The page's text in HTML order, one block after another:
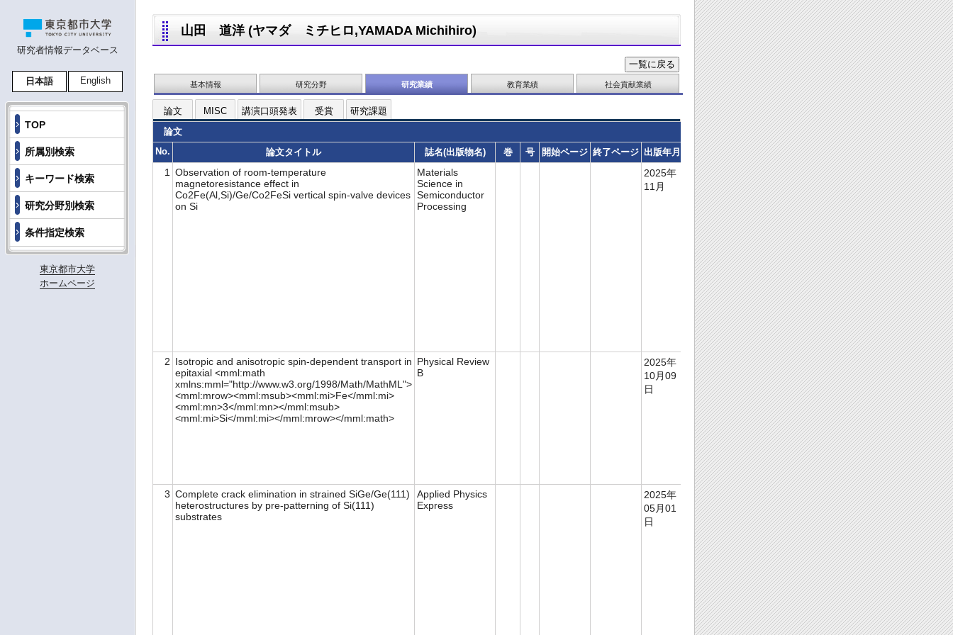
研究者情報データベース
日本語 English
TOP
所属別検索
キーワード検索
研究分野別検索
条件指定検索
東京都市大学
ホームページ
山田 道洋 (ヤマダ ミチヒロ,YAMADA Michihiro)
基本情報 研究分野 研究業績 教育業績 社会貢献業績
論文 MISC 講演口頭発表 受賞
研究課題
論文
No.
論文タイトル 誌名(出版物名) 巻 号 開始ページ 終了ページ 出版年月 DOI 査読の有無
1
Observation of room-temperature
magnetoresistance effect in
Co2Fe(Al,Si)/Ge/Co2FeSi vertical spin-valve devices
on Si
Materials
Science in
Semiconductor
Processing
2025年
11月
htt
ps:/
/doi
.or
g/1
0.1
01
6/j.
ms
sp.
20
25.
10
98
09
2 Isotropic and anisotropic spin-dependent transport in
epitaxial <mml:math
xmlns:mml="http://www.w3.org/1998/Math/MathML">
<mml:mrow><mml:msub><mml:mi>Fe</mml:mi>
<mml:mn>3</mml:mn></mml:msub>
<mml:mi>Si</mml:mi></mml:mrow></mml:math>
Physical Review
B
2025年
10月09
日
htt
ps:/
/doi
.or
g/1
0.1
10
3/3
fss-
8m
7c1
3 Complete crack elimination in strained SiGe/Ge(111)
heterostructures by pre-patterning of Si(111)
substrates
Applied Physics
Express
2025年
05月01
日
htt
ps:/
/doi
.or
g/1
0.3
58
48/
18
82-
07
86/
ad